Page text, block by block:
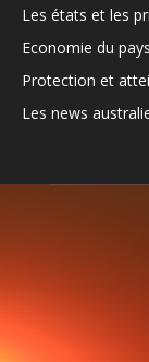
Les états et les
Economie du
Protection et
Les news